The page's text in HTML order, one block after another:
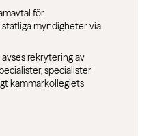
för
myndigheter via
rekrytering av
specialister
kammarkollegiets